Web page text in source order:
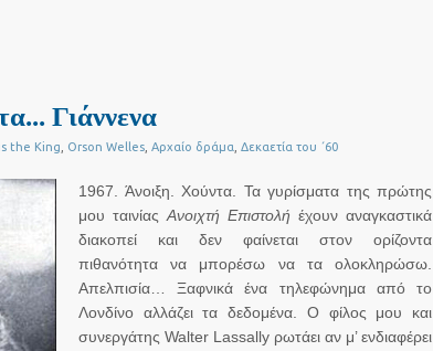
Γιάννενα
the King Orson Welles Αρχαίο δράμα Δεκαετία του ΄60
1967. Άνοιξη. Χούντα. Τα γυρίσματα της πρώτης
μου ταινίας Ανοιχτή Επιστολή έχουν αναγκαστικά
διακοπεί και δεν φαίνεται στον ορίζοντα
πιθανότητα να μπορέσω να τα ολοκληρώσω.
Απελπισία… Ξαφνικά ένα τηλεφώνημα από το
Λονδίνο αλλάζει τα δεδομένα. Ο φίλος μου και
συνεργάτης Walter Lassally ρωτάει αν μ’ ενδιαφέρει